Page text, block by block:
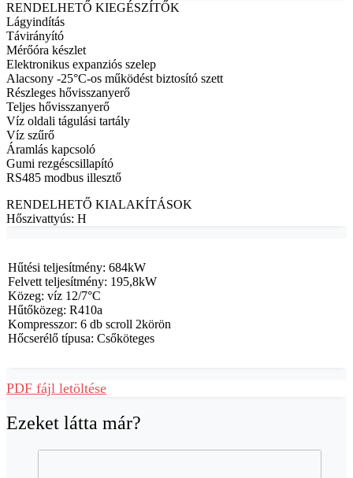
RENDELHETŐ KIEGÉSZÍTŐK
Lágyindítás
Távirányító
Mérőóra készlet
Elektronikus expanziós szelep
Alacsony -25°C-os működést biztosító szett
Részleges hővisszanyerő
Teljes hővisszanyerő
Víz oldali tágulási tartály
Víz szűrő
Áramlás kapcsoló
Gumi rezgéscsillapító
RS485 modbus illesztő
RENDELHETŐ KIALAKÍTÁSOK
Hőszivattyús: H
Hűtési teljesítmény: 684kW
Felvett teljesítmény: 195,8kW
Közeg: víz 12/7°C
Hűtőközeg: R410a
Kompresszor: 6 db scroll 2körön
Hőcserélő típusa: Csőköteges
PDF fájl letöltése
Ezeket látta már?